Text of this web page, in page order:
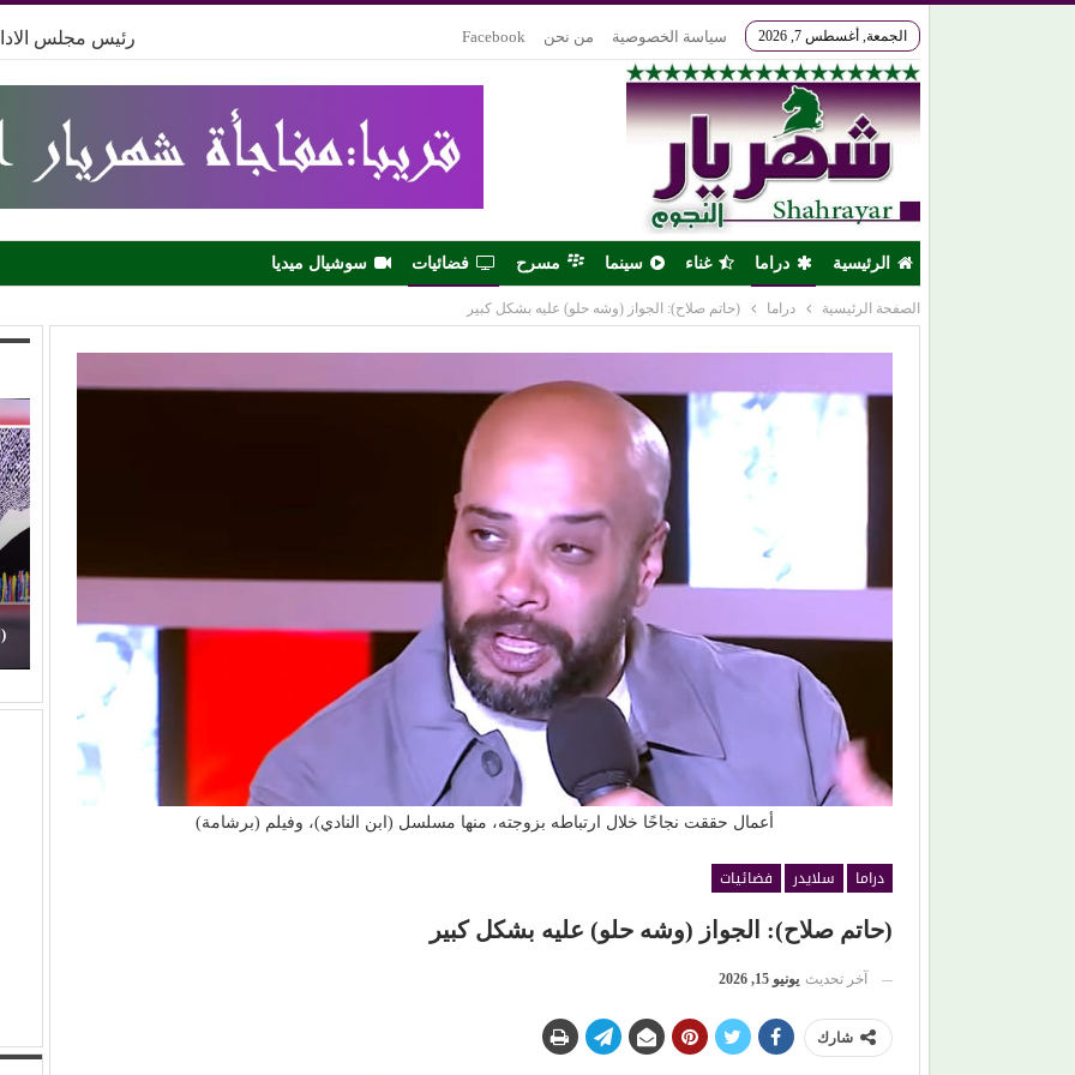
الجمعة, أغسطس 7, 2026 سياسة الخصوصية من نحن Facebook رئيس مجلس
الرئيسية دراما غناء سينما مسرح فضائيات سوشيال ميديا
الصفحة الرئيسية دراما (حاتم صلاح): الجواز (وشه حلو) عليه بشكل كبير
أعمال حققت نجاحًا خلال ارتباطه بزوجته، منها مسلسل (ابن النادي)، وفيلم (برشامة)
دراما سلايدر
فضائيات
(حاتم صلاح): الجواز (وشه حلو) عليه بشكل كبير
آخر تحديث يونيو 15, 2026
شارك
محمود حسونة يكتب: (تحت السن).. الأهل مذنبون
والأبناء ضحايا!
(الفن) والسياسة: عندما تتحول الريشة إلى سلاح